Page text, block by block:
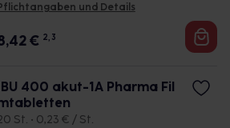
Pflichtangaben und Details
€ 2, 3
400 akut-1A Pharma Fil
St. • 0,23 € / St.